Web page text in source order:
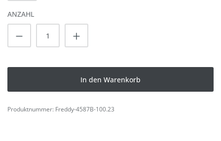
ANZAHL
Produkt Anzahl: Gib den gewünschten
In den Warenkorb
Produktnummer: Freddy-4587B-100.23